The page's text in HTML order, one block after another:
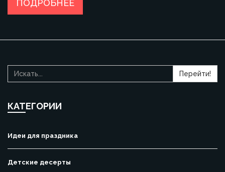
ПОДРОБНЕЕ
Перейти!
КАТЕГОРИИ
Идеи для праздника
Детские десерты